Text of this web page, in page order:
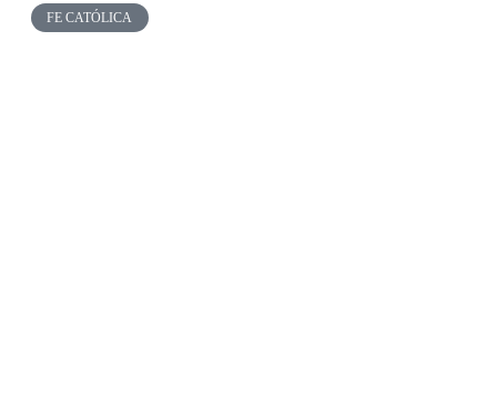
FE CATÓLICA